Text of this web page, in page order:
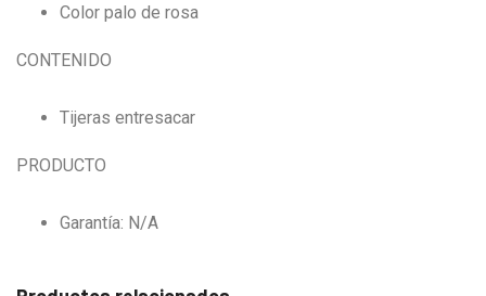
Color palo de rosa
CONTENIDO
Tijeras entresacar
PRODUCTO
Garantía: N/A